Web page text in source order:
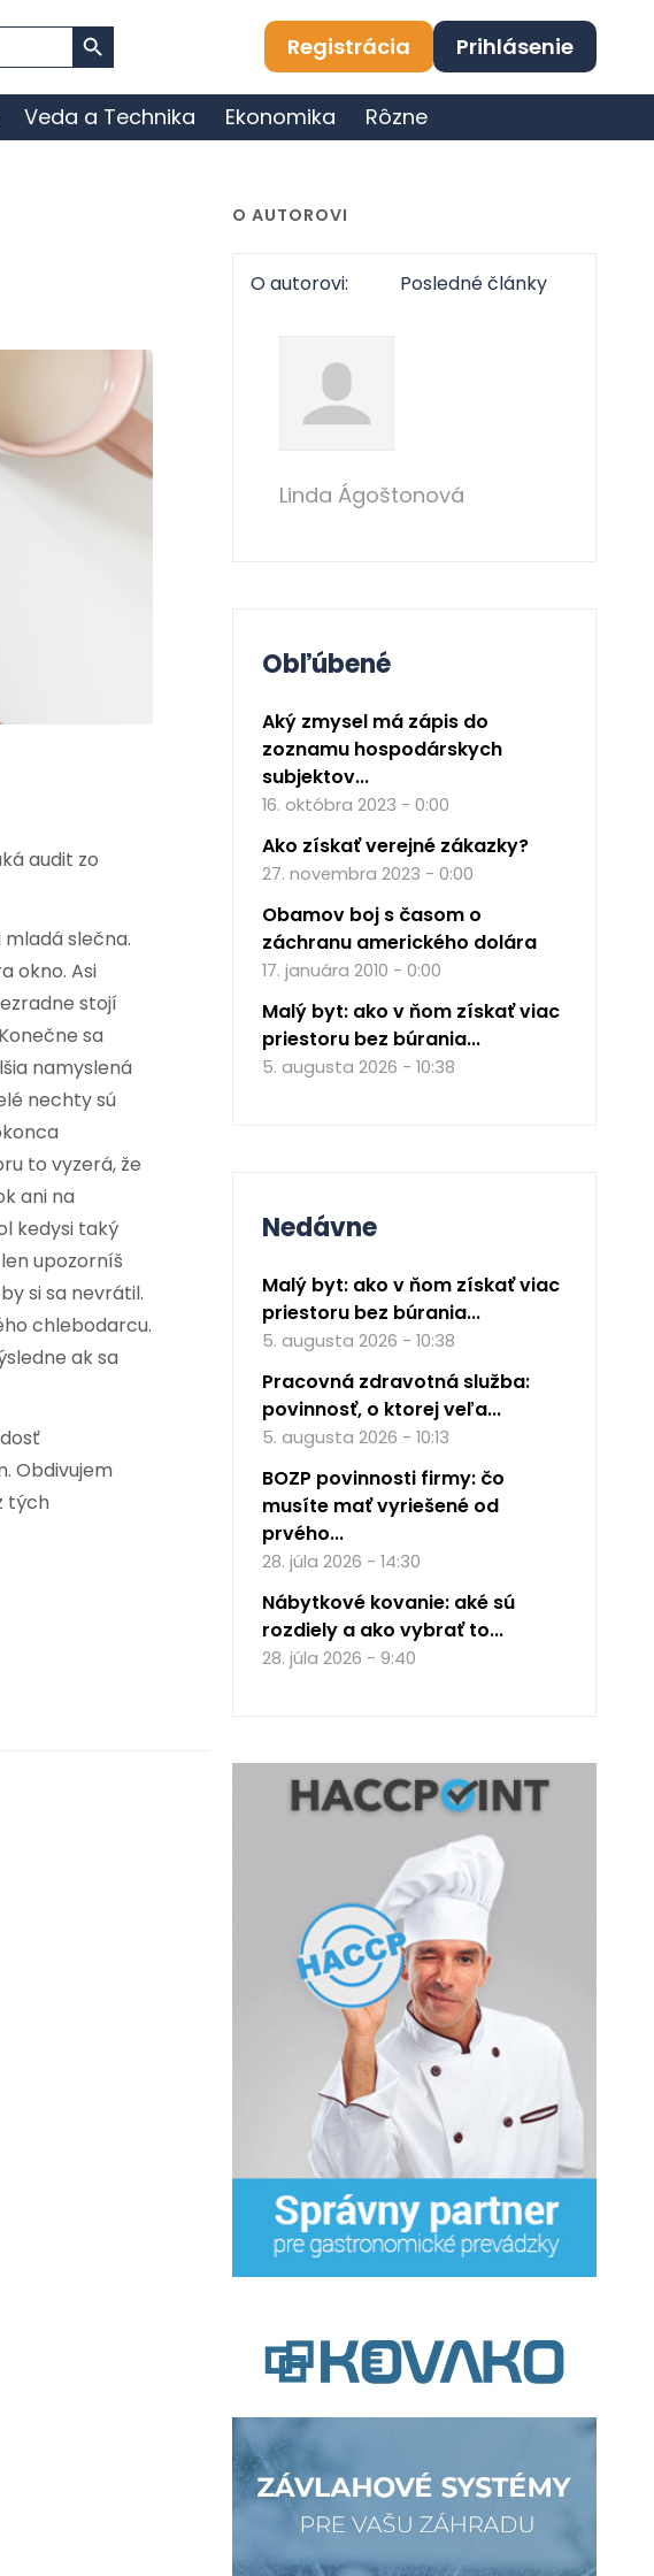
Search Button
Registrácia Prihlásenie
Veda a Technika Ekonomika Rôzne
audit zo
slečna.
okno. Asi
stojí
sa
namyslená
nechty sú
to vyzerá, že
ani na
kedysi taký
upozorníš
si sa nevrátil.
chlebodarcu.
ak sa
Obdivujem
tých
O AUTOROVI
O autorovi: Posledné články
Linda Ágoštonová
Obľúbené
Aký zmysel má zápis do
zoznamu hospodárskych
subjektov...
16. októbra 2023 - 0:00
Ako získať verejné zákazky?
27. novembra 2023 - 0:00
Obamov boj s časom o
záchranu amerického dolára
17. januára 2010 - 0:00
Malý byt: ako v ňom získať viac
priestoru bez búrania...
5. augusta 2026 - 10:38
Nedávne
Malý byt: ako v ňom získať viac
priestoru bez búrania...
5. augusta 2026 - 10:38
Pracovná zdravotná služba:
povinnosť, o ktorej veľa...
5. augusta 2026 - 10:13
BOZP povinnosti firmy: čo
musíte mať vyriešené od
prvého...
28. júla 2026 - 14:30
Nábytkové kovanie: aké sú
rozdiely a ako vybrať to...
28. júla 2026 - 9:40